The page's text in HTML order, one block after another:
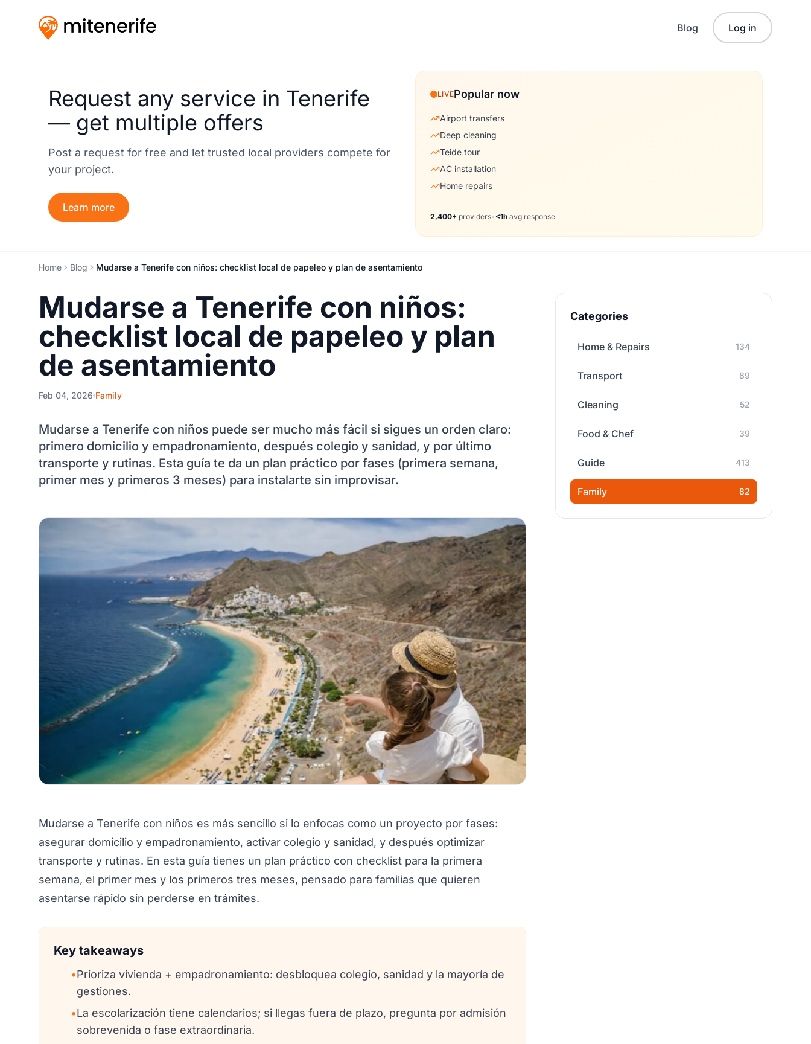
Blog Log in
Request any service in Tenerife
— get multiple offers
Post a request for free and let trusted local providers compete for
your project.
Learn more
LIVEPopular now
Airport transfers
Deep cleaning
Teide tour
AC installation
Home repairs
2,400+ providers• <1h avg response
Home Blog Mudarse a Tenerife con niños: checklist local de papeleo y plan de asentamiento
Mudarse a Tenerife con niños:
checklist local de papeleo y plan
de asentamiento
Feb 04, 2026 Family
Mudarse a Tenerife con niños puede ser mucho más fácil si sigues un orden claro:
primero domicilio y empadronamiento, después colegio y sanidad, y por último
transporte y rutinas. Esta guía te da un plan práctico por fases (primera semana,
primer mes y primeros 3 meses) para instalarte sin improvisar.
Mudarse a Tenerife con niños es más sencillo si lo enfocas como un proyecto por fases:
asegurar domicilio y empadronamiento, activar colegio y sanidad, y después optimizar
transporte y rutinas. En esta guía tienes un plan práctico con checklist para la primera
semana, el primer mes y los primeros tres meses, pensado para familias que quieren
asentarse rápido sin perderse en trámites.
Key takeaways
•Prioriza vivienda + empadronamiento: desbloquea colegio, sanidad y la mayoría de
gestiones.
•La escolarización tiene calendarios; si llegas fuera de plazo, pregunta por admisión
sobrevenida o fase extraordinaria.
Categories
Home & Repairs 134
Transport 89
Cleaning 52
Food & Chef 39
Guide 413
Family 82